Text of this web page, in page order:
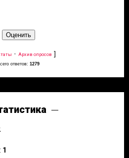
· Архив опросов ]
ответов: 1279
1